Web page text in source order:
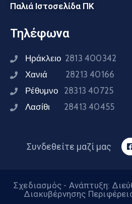
Παλιά Ιστοσελίδα ΠΚ
Τηλέφωνα
Ηράκλειο 2813 400342
Χανιά 28213 40166
Ρέθυμνο 28313 40725
Λασίθι 28413 40455
Συνδεθείτε μαζί μας
Σχεδιασμός - Ανάπτυξη:
Διακυβέρνησης